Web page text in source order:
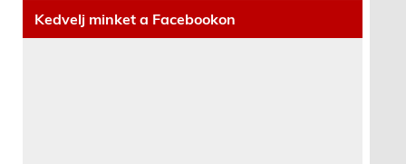
Kedvelj minket a Facebookon